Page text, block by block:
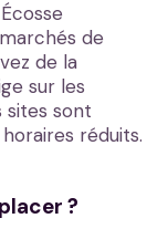
de
de la
sur les
sites sont
réduits.
?